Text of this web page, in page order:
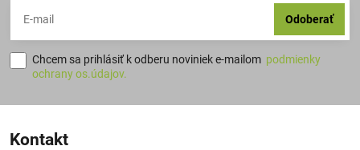
Odoberať
Chcem sa prihlásiť k odberu noviniek e-mailom podmienky
ochrany os.údajov.
Kontakt